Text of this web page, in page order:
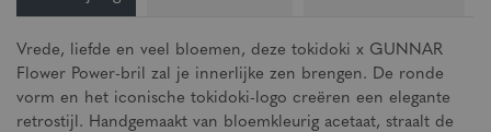
Vrede, liefde en veel bloemen, deze tokidoki x GUNNAR
Flower Power-bril zal je innerlijke zen brengen. De ronde
vorm en het iconische tokidoki-logo creëren een elegante
retrostijl. Handgemaakt van bloemkleurig acetaat, straalt de